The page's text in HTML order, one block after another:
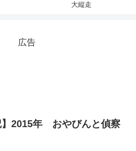
大縦走
広告
】2015年 おやびんと偵察